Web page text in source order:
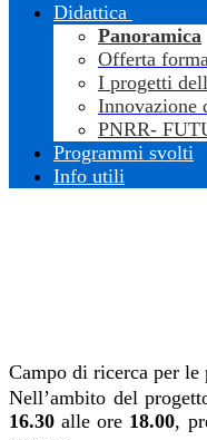
Didattica
Panoramica
Offerta
I progetti
Innovazione
PNRR-
Programmi svolti
Info utili
Campo di ricerca per le
Nell’ambito del
16.30 alle ore 18.00,